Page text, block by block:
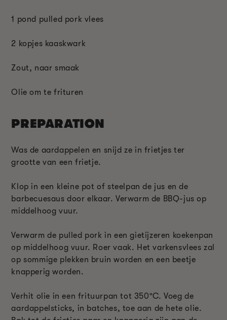
1 pond pulled pork vlees
2 kopjes kaaskwark
Zout, naar smaak
Olie om te frituren
PREPARATION
Was de aardappelen en snijd ze in frietjes ter
grootte van een frietje.
Klop in een kleine pot of steelpan de jus en de
barbecuesaus door elkaar. Verwarm de BBQ-jus op
middelhoog vuur.
Verwarm de pulled pork in een gietijzeren koekenpan
op middelhoog vuur. Roer vaak. Het varkensvlees zal
op sommige plekken bruin worden en een beetje
knapperig worden.
Verhit olie in een frituurpan tot 350ºC. Voeg de
aardappelsticks, in batches, toe aan de hete olie.